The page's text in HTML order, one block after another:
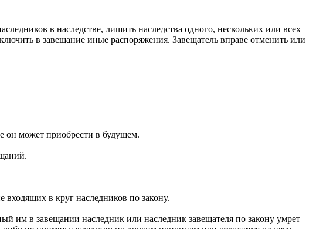
в наследстве, лишить наследства одного, нескольких или всех
в завещание иные распоряжения. Завещатель вправе отменить или
он может приобрести в будущем.
входящих в круг наследников по закону.
им в завещании наследник или наследник завещателя по закону умрет